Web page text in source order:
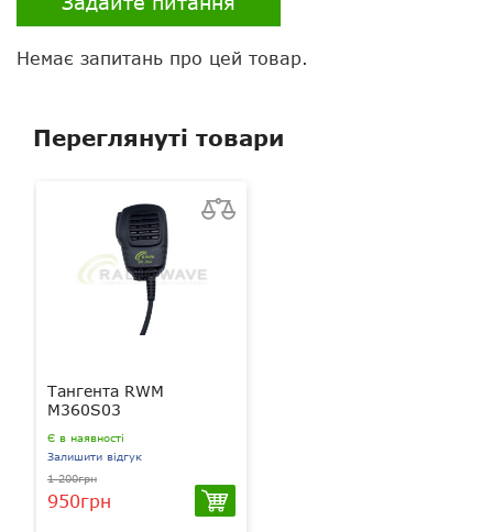
Немає запитань про цей товар.
Переглянуті товари
Тангента RWM
M360S03
Є в наявності
Залишити відгук
1 200грн
950грн